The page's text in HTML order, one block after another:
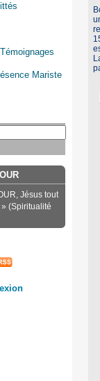
Mariste
Jésus tout
(Spiritualité